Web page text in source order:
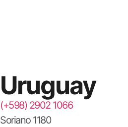
Uruguay
(+598) 2902 1066
Soriano 1180